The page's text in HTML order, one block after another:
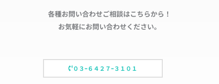
各種お問い合わせご相談はこちらから！
お気軽にお問い合わせください。
０３ｰ６４２７ｰ３１０１